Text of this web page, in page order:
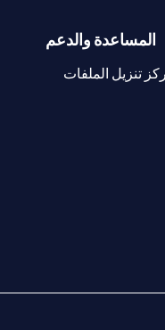
المساعدة والدعم
تنزيل الملفات